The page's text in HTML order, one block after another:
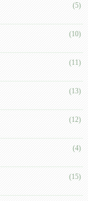
(5)
(10)
(11)
(13)
(12)
(4)
(15)